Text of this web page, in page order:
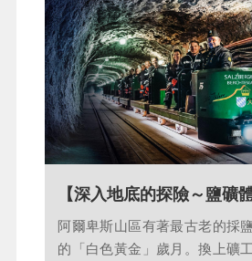
【深入地底的探險～鹽礦
阿爾卑斯山區有著最古老的採
的「白色黃金」歲月。換上礦
【國王湖～德國最夢幻湖
國王湖被譽為阿爾卑斯山最純
山中的一顆翡翠，被高聳的峻